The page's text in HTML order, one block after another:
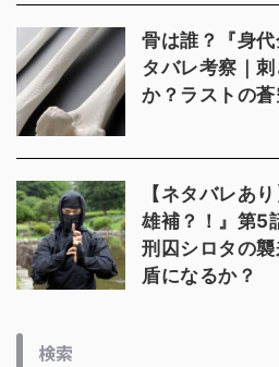
骨は誰？『身
タバレ考察｜
か？ラストの
【ネタバレあ
雄補？！』第5
刑囚シロタの
盾になるか？
検索